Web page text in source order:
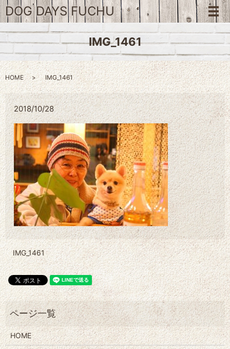
DOG DAYS FUCHU メ
IMG_1461
HOME IMG_1461
2018/10/28
IMG_1461
HOME